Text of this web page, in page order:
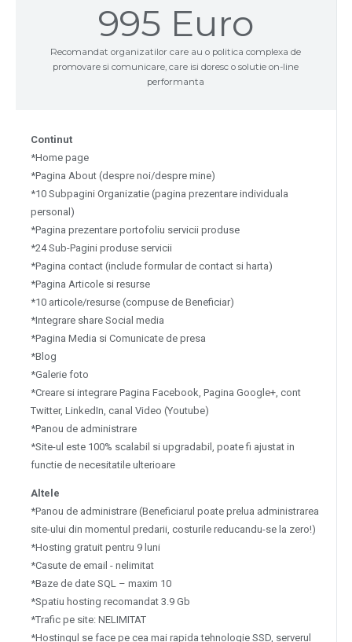
995 Euro
Recomandat organizatilor care au o politica complexa de
promovare si comunicare, care isi doresc o solutie on-line
performanta
Continut
*Home page
*Pagina About (despre noi/despre mine)
*10 Subpagini Organizatie (pagina prezentare individuala
personal)
*Pagina prezentare portofoliu servicii produse
*24 Sub-Pagini produse servicii
*Pagina contact (include formular de contact si harta)
*Pagina Articole si resurse
*10 articole/resurse (compuse de Beneficiar)
*Integrare share Social media
*Pagina Media si Comunicate de presa
*Blog
*Galerie foto
*Creare si integrare Pagina Facebook, Pagina Google+, cont
Twitter, LinkedIn, canal Video (Youtube)
*Panou de administrare
*Site-ul este 100% scalabil si upgradabil, poate fi ajustat in
functie de necesitatile ulterioare
Altele
*Panou de administrare (Beneficiarul poate prelua administrarea
site-ului din momentul predarii, costurile reducandu-se la zero!)
*Hosting gratuit pentru 9 luni
*Casute de email - nelimitat
*Baze de date SQL – maxim 10
*Spatiu hosting recomandat 3.9 Gb
*Trafic pe site: NELIMITAT
*Hostingul se face pe cea mai rapida tehnologie SSD, serverul